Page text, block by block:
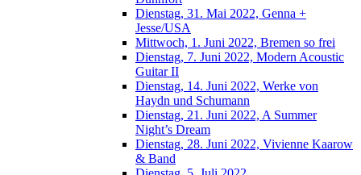
Dienstag, 31. Mai 2022, Genna +
Jesse/USA
Mittwoch, 1. Juni 2022, Bremen so frei
Dienstag, 7. Juni 2022, Modern Acoustic
Guitar II
Dienstag, 14. Juni 2022, Werke von
Haydn und Schumann
Dienstag, 21. Juni 2022, A Summer
Night’s Dream
Dienstag, 28. Juni 2022, Vivienne Kaarow
& Band